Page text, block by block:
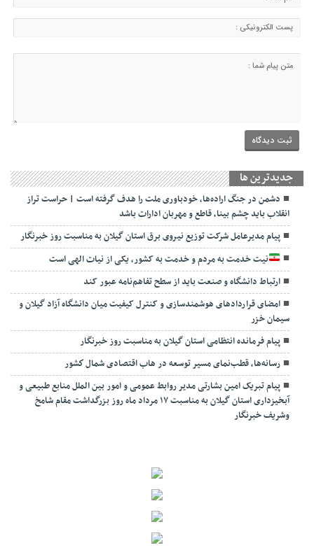
جديدترين ها
دشمن در جنگ اراده‌ها، خودباوری ملت را هدف گرفته است | حراست تراز
انقلاب باید چشم بینا، قاطع و مهربان ادارات باشد
پیام مدیرعامل شرکت توزیع نیروی برق استان گیلان به مناسبت روز خبرنگار ‌
نیت خدمت به مردم و خدمت به کشور، یکی از نیات الهی است
ارتباط دانشگاه و صنعت باید از سطح تفاهم‌نامه عبور کند
امضای قراردادهای هوشمندسازی و کنترل کیفیت میان دانشگاه آزاد گیلان و
سیمان خزر
پیام فرمانده انتظامی استان گیلان به مناسبت روز خبرنگار
رسانه‌ها، قطب‌نمای مسیر توسعه در هاب اقتصادی شمال كشور
پیام تبریک امین بشارتی مدیر روابط عمومی و امور بین الملل منابع طبیعی و
آبخیزداری استان گیلان به مناسبت ۱۷ مرداد ماه روز بزرگداشت مقام شامخ
وشریف خبرنگار